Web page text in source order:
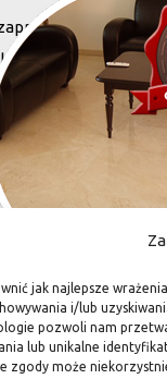
jak najlepsze
i/lub
pozwoli nam
lub unikalne
zgody może
i
charakteryzują się
przez Was
się jak w
aspekcie